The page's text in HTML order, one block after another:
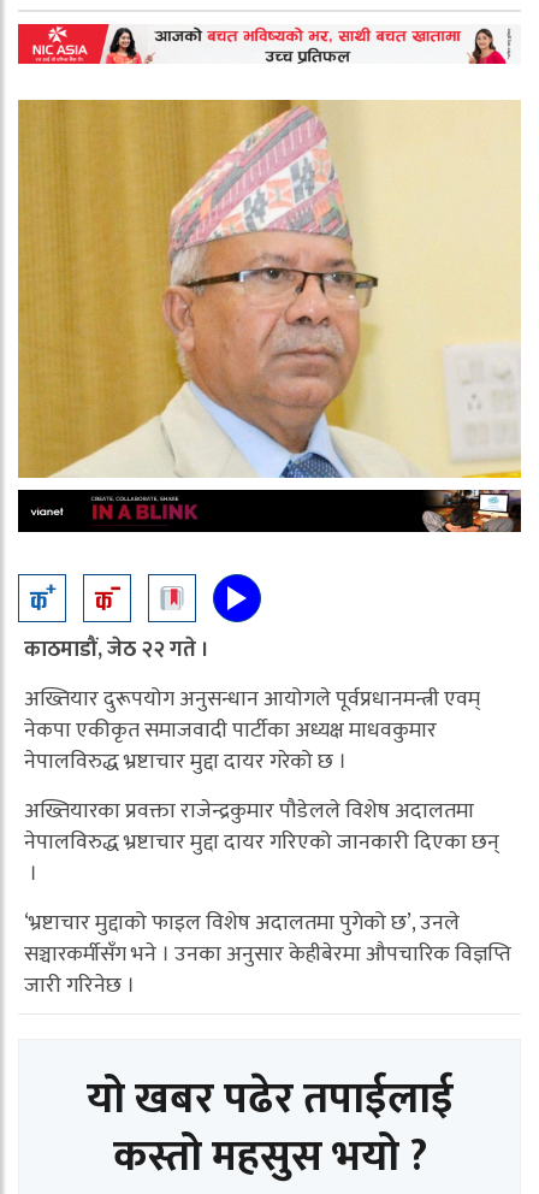
काठमाडौं, जेठ २२ गते ।
अख्तियार दुरूपयोग अनुसन्धान आयोगले पूर्वप्रधानमन्त्री एवम्
नेकपा एकीकृत समाजवादी पार्टीका अध्यक्ष माधवकुमार
नेपालविरुद्ध भ्रष्टाचार मुद्दा दायर गरेको छ ।
अख्तियारका प्रवक्ता राजेन्द्रकुमार पौडेलले विशेष अदालतमा
नेपालविरुद्ध भ्रष्टाचार मुद्दा दायर गरिएको जानकारी दिएका छन्
।
‘भ्रष्टाचार मुद्दाको फाइल विशेष अदालतमा पुगेको छ’, उनले
सञ्चारकर्मीसँग भने । उनका अनुसार केहीबेरमा औपचारिक विज्ञप्ति
जारी गरिनेछ ।
यो खबर पढेर तपाईलाई
कस्तो महसुस भयो ?